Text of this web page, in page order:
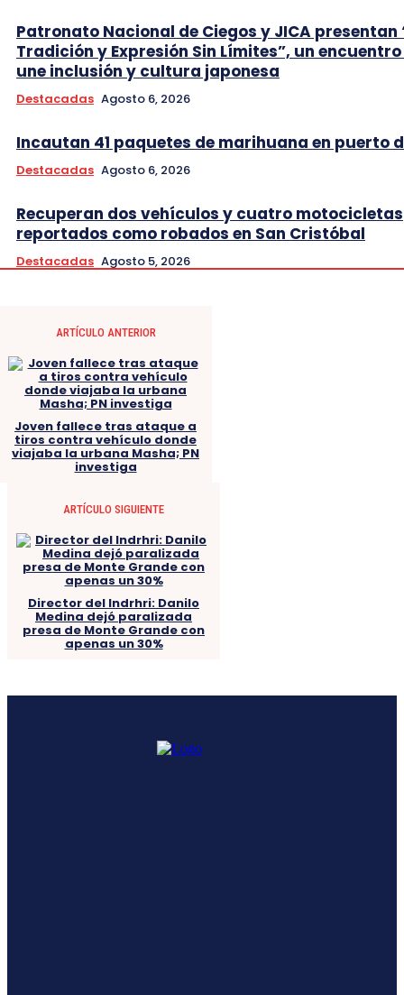
Patronato Nacional de Ciegos y JICA presentan
Tradición y Expresión Sin Límites”, un
une inclusión y cultura japonesa
Destacadas Agosto 6, 2026
Incautan 41 paquetes de marihuana en puerto
Destacadas Agosto 6, 2026
Recuperan dos vehículos y cuatro motocicletas
reportados como robados en San Cristóbal
Destacadas Agosto 5, 2026
ARTÍCULO ANTERIOR
Joven fallece tras ataque a
tiros contra vehículo donde
viajaba la urbana Masha; PN
investiga
ARTÍCULO SIGUIENTE
Director del Indrhri: Danilo
Medina dejó paralizada
presa de Monte Grande con
apenas un 30%